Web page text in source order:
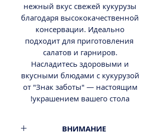
нежный вкус свежей кукурузы
благодаря высококачественной
консервации. Идеально
подходит для приготовления
салатов и гарниров.
Насладитесь здоровыми и
вкусными блюдами с кукурузой
от "Знак заботы" — настоящим
украшением вашего стола!
ВНИМАНИЕ